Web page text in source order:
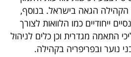
הקהילה הגאה בישראל. בנוסף,
ייחודיים כמו הלוואות לצורך
התאמה מגדרית וכן כלים לניהול
נוער ובפריפריה בקהילה.